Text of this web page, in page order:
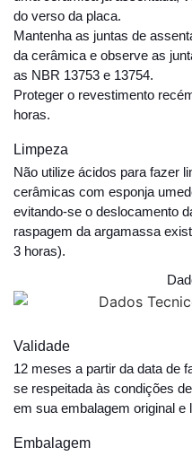
do verso da placa.
Mantenha as juntas de
da cerâmica e observe as
as NBR 13753 e 13754.
Proteger o revestimento
horas.
Limpeza
Não utilize ácidos para fazer
cerâmicas com esponja
evitando-se o deslocamento
raspagem da argamassa
3 horas).
Validade
12 meses a partir da data de
se respeitada às condições
em sua embalagem original e
Embalagem